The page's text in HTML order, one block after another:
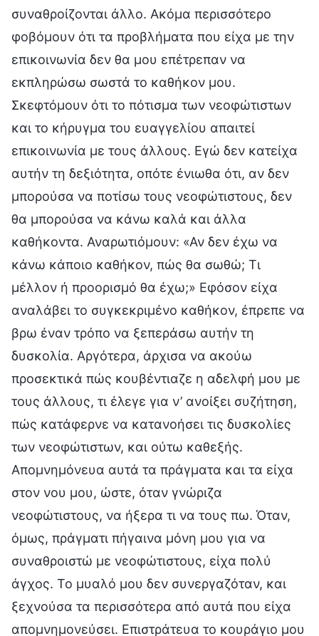
συναθροίζονται άλλο. Ακόμα περισσότερο
φοβόμουν ότι τα προβλήματα που είχα με την
επικοινωνία δεν θα μου επέτρεπαν να
εκπληρώσω σωστά το καθήκον μου.
Σκεφτόμουν ότι το πότισμα των νεοφώτιστων
και το κήρυγμα του ευαγγελίου απαιτεί
επικοινωνία με τους άλλους. Εγώ δεν κατείχα
αυτήν τη δεξιότητα, οπότε ένιωθα ότι, αν δεν
μπορούσα να ποτίσω τους νεοφώτιστους, δεν
θα μπορούσα να κάνω καλά και άλλα
καθήκοντα. Αναρωτιόμουν: «Αν δεν έχω να
κάνω κάποιο καθήκον, πώς θα σωθώ; Τι
μέλλον ή προορισμό θα έχω;» Εφόσον είχα
αναλάβει το συγκεκριμένο καθήκον, έπρεπε να
βρω έναν τρόπο να ξεπεράσω αυτήν τη
δυσκολία. Αργότερα, άρχισα να ακούω
προσεκτικά πώς κουβέντιαζε η αδελφή μου με
τους άλλους, τι έλεγε για ν’ ανοίξει συζήτηση,
πώς κατάφερνε να κατανοήσει τις δυσκολίες
των νεοφώτιστων, και ούτω καθεξής.
Απομνημόνευα αυτά τα πράγματα και τα είχα
στον νου μου, ώστε, όταν γνώριζα
νεοφώτιστους, να ήξερα τι να τους πω. Όταν,
όμως, πράγματι πήγαινα μόνη μου για να
συναθροιστώ με νεοφώτιστους, είχα πολύ
άγχος. Το μυαλό μου δεν συνεργαζόταν, και
ξεχνούσα τα περισσότερα από αυτά που είχα
απομνημονεύσει. Επιστράτευα το κουράγιο μου